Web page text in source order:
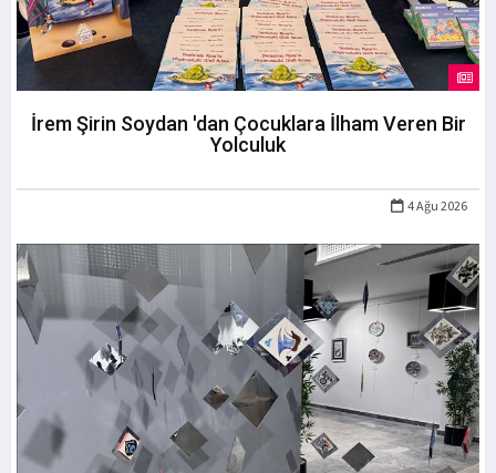
İrem Şirin Soydan 'dan Çocuklara İlham Veren Bir
Yolculuk
4 Ağu 2026